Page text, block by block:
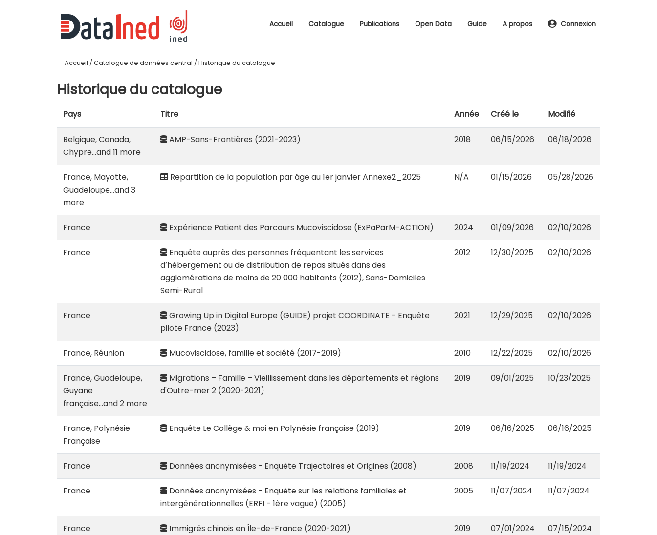
Accueil Catalogue Publications Open Data Guide A propos Connexion
Accueil / Catalogue de données central / Historique du catalogue
Historique du catalogue
Pays Titre Année Créé le Modifié
Belgique, Canada,
Chypre...and 11 more
AMP-Sans-Frontières (2021-2023) 2018 06/15/2026 06/18/2026
France, Mayotte,
Guadeloupe...and 3
more
Repartition de la population par âge au 1er janvier Annexe2_2025 N/A 01/15/2026 05/28/2026
France Expérience Patient des Parcours Mucoviscidose (ExPaParM-ACTION) 2024 01/09/2026 02/10/2026
France
Enquête auprès des personnes fréquentant les services
d’hébergement ou de distribution de repas situés dans des
agglomérations de moins de 20 000 habitants (2012), Sans-Domiciles
Semi-Rural
2012 12/30/2025 02/10/2026
France
Growing Up in Digital Europe (GUIDE) projet COORDINATE - Enquête
pilote France (2023)
2021 12/29/2025 02/10/2026
France, Réunion Mucoviscidose, famille et société (2017-2019) 2010 12/22/2025 02/10/2026
France, Guadeloupe,
Guyane
française...and 2 more
Migrations – Famille – Vieillissement dans les départements et régions
d'Outre-mer 2 (2020-2021)
2019 09/01/2025 10/23/2025
France, Polynésie
Française
Enquête Le Collège & moi en Polynésie française (2019) 2019 06/16/2025 06/16/2025
France Données anonymisées - Enquête Trajectoires et Origines (2008) 2008 11/19/2024 11/19/2024
France
Données anonymisées - Enquête sur les relations familiales et
intergénérationnelles (ERFI - 1ère vague) (2005)
2005 11/07/2024 11/07/2024
France Immigrés chinois en Île-de-France (2020-2021) 2019 07/01/2024 07/15/2024